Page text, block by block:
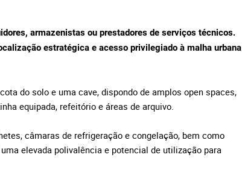
armazenistas ou prestadores de serviços técnicos.
estratégica e acesso privilegiado à malha urbana
do solo e uma cave, dispondo de amplos open spaces,
equipada, refeitório e áreas de arquivo.
câmaras de refrigeração e congelação, bem como
elevada polivalência e potencial de utilização para